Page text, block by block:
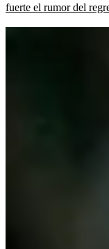
fuerte el rumor del